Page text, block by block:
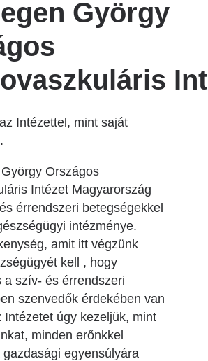
György
Intézettel, mint saját
Országos
Intézet Magyarország
érrendszeri betegségekkel
intézménye.
amit itt végzünk
kell , hogy
a szív- és érrendszeri
szenvedők érdekében van
Intézetet úgy kezeljük, mint
minden erőnkkel
egyensúlyára